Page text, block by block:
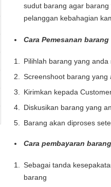
sudut barang agar
pelanggan kebahagian
Cara Pemesanan barang
Pilihlah barang yang anda
Screenshoot barang yang
Kirimkan kepada
Diskusikan barang yang
Barang akan diproses
Cara pembayaran
Sebagai tanda
barang